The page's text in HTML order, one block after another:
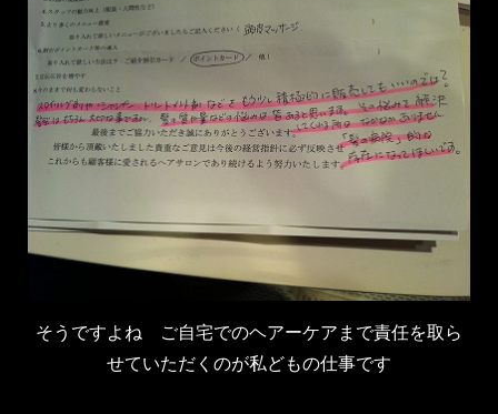
そうですよね ご自宅でのヘアーケアまで責任を取ら
せていただくのが私どもの仕事です